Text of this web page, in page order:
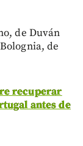
de Duván
de
recuperar
antes de